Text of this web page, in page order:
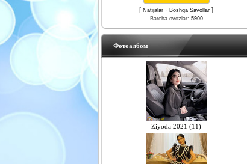
[ Natijalar · Boshqa Savollar ]
Barcha ovozlar: 5900
Фотоалбом
Ziyoda 2021 (11)